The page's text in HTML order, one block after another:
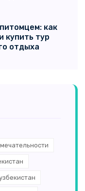
как
купить тур
отдыха